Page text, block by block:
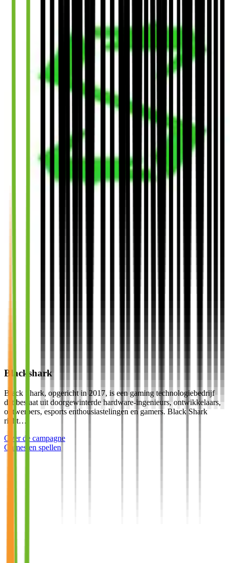
Blackshark
Black Shark, opgericht in 2017, is een gaming technologiebedrijf
dat bestaat uit doorgewinterde hardware-ingenieurs, ontwikkelaars,
ontwerpers, esports enthousiastelingen en gamers. Black Shark
richt…
Over de campagne
Games en spellen